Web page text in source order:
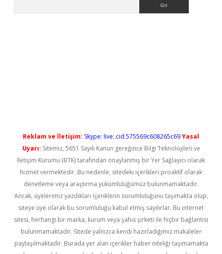
Reklam ve İletişim: Skype: live:.cid.575569c608265c69Yasal
Uyarı: Sitemiz, 5651 Sayılı Kanun gereğince Bilgi Teknolojileri ve
İletişim Kurumu (BTK) tarafından onaylanmış bir Yer Sağlayıcı olarak
hizmet vermektedir. Bu nedenle, sitedeki içerikleri proaktif olarak
denetleme veya araştırma yükümlülüğümüz bulunmamaktadır.
Ancak, üyelerimiz yazdıkları içeriklerin sorumluluğunu taşımakta olup,
siteye üye olarak bu sorumluluğu kabul etmiş sayılırlar. Bu internet
sitesi, herhangi bir marka, kurum veya şahıs şirketi ile hiçbir bağlantısı
bulunmamaktadır. Sitede yalnızca kendi hazırladığımız makaleler
paylaşılmaktadır. Burada yer alan içerikler haber niteliği taşımamakta